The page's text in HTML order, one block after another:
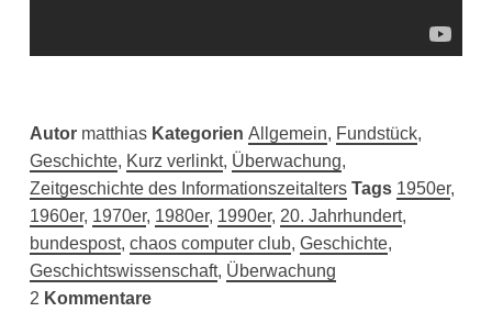
Autor matthias Kategorien Allgemein, Fundstück,
Geschichte, Kurz verlinkt, Überwachung,
Zeitgeschichte des Informationszeitalters Tags 1950er,
1960er, 1970er, 1980er, 1990er, 20. Jahrhundert,
bundespost, chaos computer club, Geschichte,
Geschichtswissenschaft, Überwachung
2 Kommentare